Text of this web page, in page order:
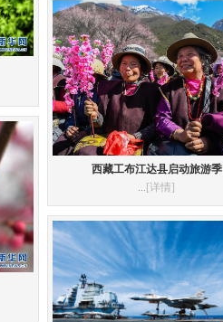
西藏工布江达县启动旅游季
[详情]